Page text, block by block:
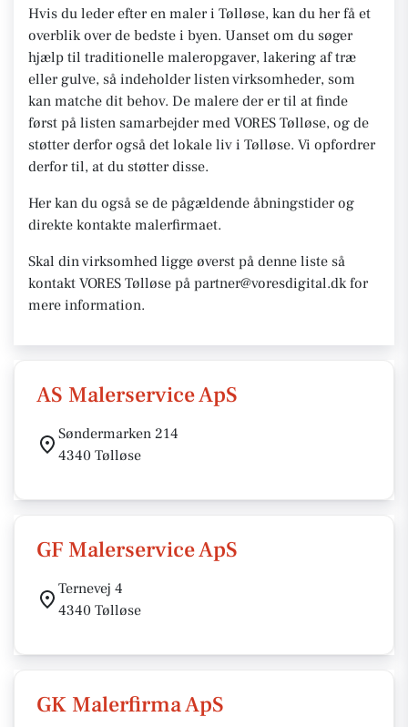
Hvis du leder efter en maler i Tølløse, kan du her få et
overblik over de bedste i byen. Uanset om du søger
hjælp til traditionelle maleropgaver, lakering af træ
eller gulve, så indeholder listen virksomheder, som
kan matche dit behov. De malere der er til at finde
først på listen samarbejder med VORES Tølløse, og de
støtter derfor også det lokale liv i Tølløse. Vi opfordrer
derfor til, at du støtter disse.
Her kan du også se de pågældende åbningstider og
direkte kontakte malerfirmaet.
Skal din virksomhed ligge øverst på denne liste så
kontakt VORES Tølløse på partner@voresdigital.dk for
mere information.
AS Malerservice ApS
Søndermarken 214
4340 Tølløse
GF Malerservice ApS
Ternevej 4
4340 Tølløse
GK Malerfirma ApS